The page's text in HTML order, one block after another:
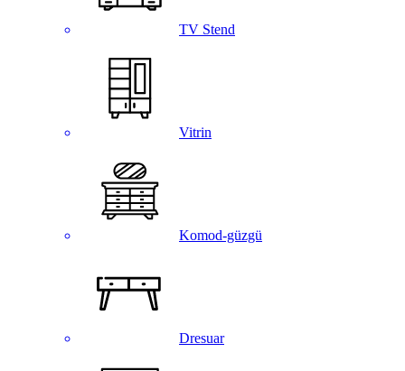
TV Stend
Vitrin
Komod-güzgü
Dresuar